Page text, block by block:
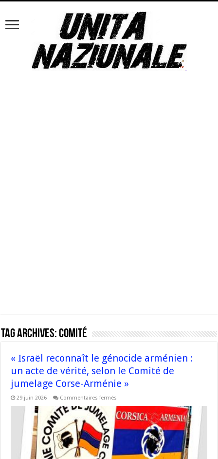
Tag Archives:comité
« Israël reconnaît le génocide arménien :
un acte de vérité, selon le Comité de
jumelage Corse-Arménie »
29 juin 2026 Commentaires fermés
reconnaît
le
génocide
arménien
de